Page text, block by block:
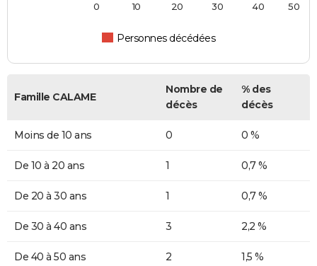
Personnes décédées
0 10 20 30 40 50
Famille CALAME
Nombre de
décès
% des
décès
Moins de 10 ans 0 0 %
De 10 à 20 ans 1 0,7 %
De 20 à 30 ans 1 0,7 %
De 30 à 40 ans 3 2,2 %
De 40 à 50 ans 2 1,5 %